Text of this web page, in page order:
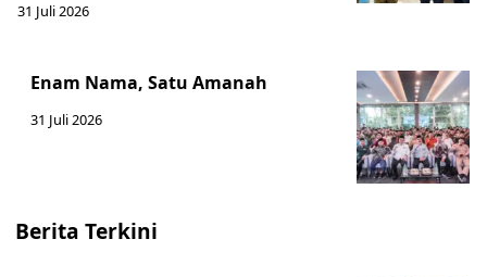
31 Juli 2026
Enam Nama, Satu Amanah
31 Juli 2026
Berita Terkini